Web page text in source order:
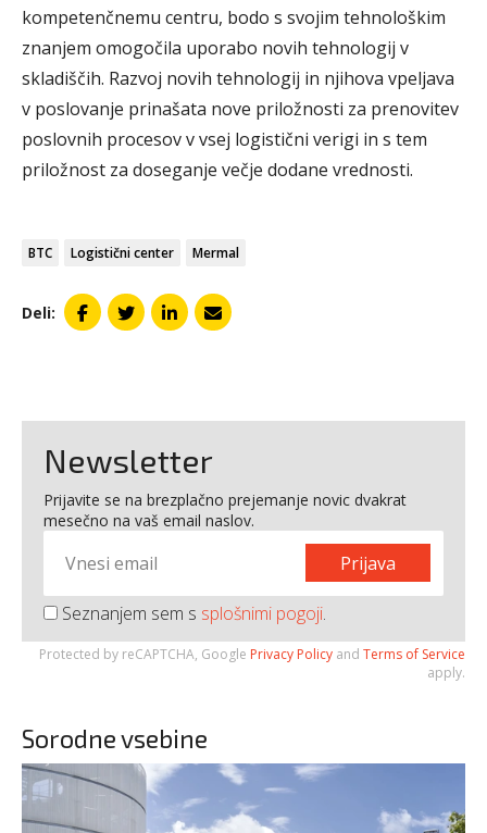
kompetenčnemu centru, bodo s svojim tehnološkim
znanjem omogočila uporabo novih tehnologij v
skladiščih. Razvoj novih tehnologij in njihova vpeljava
v poslovanje prinašata nove priložnosti za prenovitev
poslovnih procesov v vsej logistični verigi in s tem
priložnost za doseganje večje dodane vrednosti.
BTC Logistični center Mermal
Deli:
Newsletter
Prijavite se na brezplačno prejemanje novic dvakrat
mesečno na vaš email naslov.
Prijava
Seznanjem sem s splošnimi pogoji.
Protected by reCAPTCHA, Google Privacy Policy and Terms of Service
apply.
Sorodne vsebine